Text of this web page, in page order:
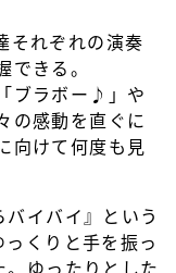
それぞれの演奏
きる。
ブラボー♪」や
の感動を直ぐに
向けて何度も見
イバイ』という
くりと手を振っ